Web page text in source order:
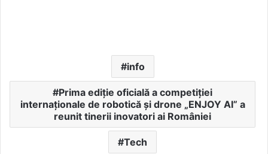
info
Prima ediție oficială a competiției
internaționale de robotică și drone „ENJOY AI” a
reunit tinerii inovatori ai României
Tech